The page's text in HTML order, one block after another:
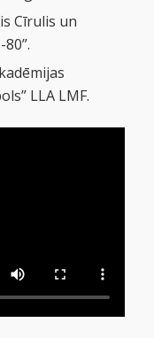
Cīrulis un
LLA LMF.